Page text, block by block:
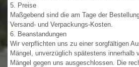
5. Preise
Maßgebend sind die am Tage der
Versand- und Verpackungs-Kosten.
6. Beanstandungen
Wir verpflichten uns zu einer sorgfältigen
Mängel, unverzüglich spätestens
Mängel gegen uns ausgeschlossen. Die